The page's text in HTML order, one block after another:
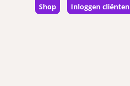
Shop Inloggen cliënten